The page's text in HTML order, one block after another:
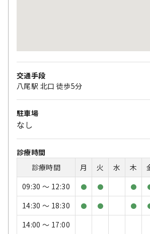
交通手段
八尾駅 北口 徒歩5分
駐車場
なし
診療時間
診療時間
月 火 水 木
09:30 〜 12:30
● ● ●
14:30 〜 18:30 ● ● ●
14:00 〜 17:00